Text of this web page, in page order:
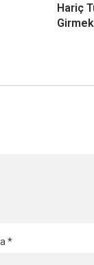
Hariç
*